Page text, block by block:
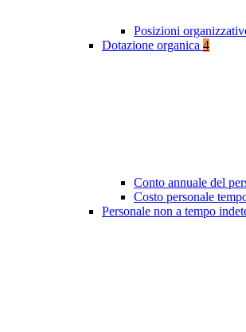
Posizioni
Dotazione organica 4
Conto annuale del
Costo personale
Personale non a tempo